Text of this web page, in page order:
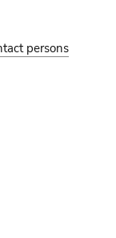
persons